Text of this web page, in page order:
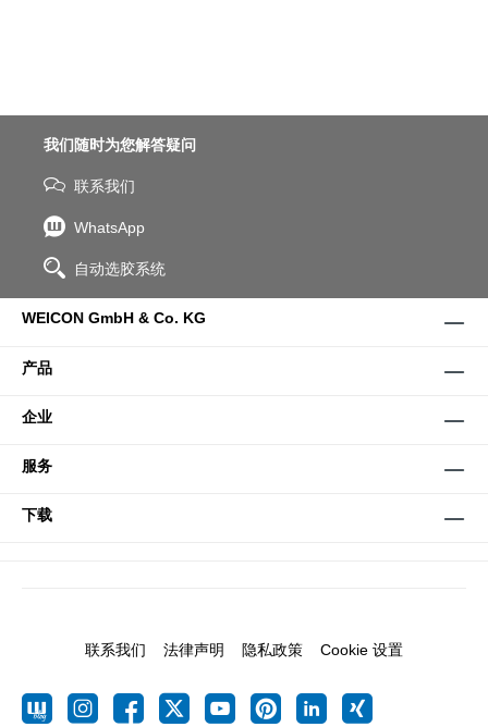
我们随时为您解答疑问
联系我们
WhatsApp
自动选胶系统
WEICON GmbH & Co. KG
产品
企业
服务
下载
联系我们 法律声明 隐私政策 Cookie 设置